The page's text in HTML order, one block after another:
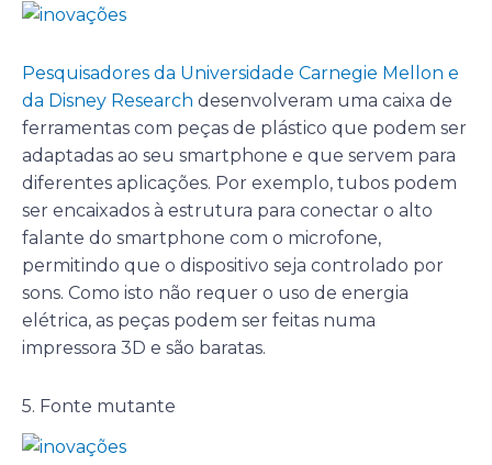
Pesquisadores da Universidade Carnegie Mellon e
da Disney Research desenvolveram uma caixa de
ferramentas com peças de plástico que podem ser
adaptadas ao seu smartphone e que servem para
diferentes aplicações. Por exemplo, tubos podem
ser encaixados à estrutura para conectar o alto
falante do smartphone com o microfone,
permitindo que o dispositivo seja controlado por
sons. Como isto não requer o uso de energia
elétrica, as peças podem ser feitas numa
impressora 3D e são baratas.
5. Fonte mutante